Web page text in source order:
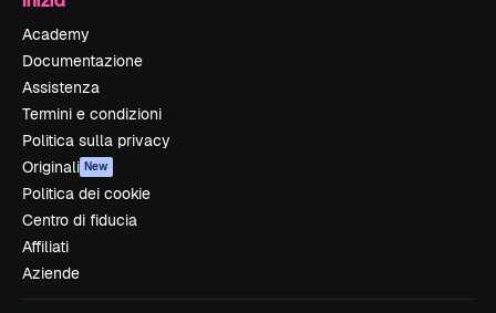
Academy
Documentazione
Assistenza
Termini e condizioni
Politica sulla privacy
Originali New
Politica dei cookie
Centro di fiducia
Affiliati
Aziende